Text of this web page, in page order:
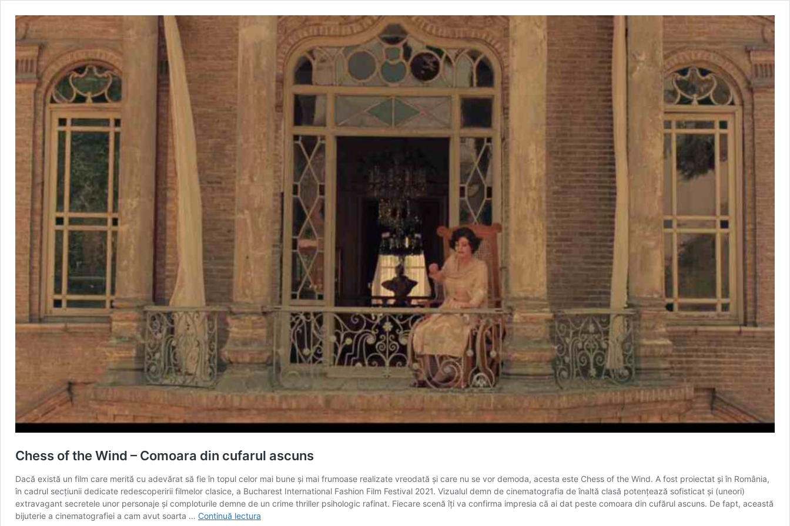
Chess of the Wind – Comoara din cufarul ascuns
Dacă există un film care merită cu adevărat să fie în topul celor mai bune și mai frumoase realizate vreodată și care nu se vor demoda, acesta este Chess of the Wind. A fost proiectat și în România,
în cadrul secţiunii dedicate redescoperirii filmelor clasice, a Bucharest International Fashion Film Festival 2021. Vizualul demn de cinematografia de înaltă clasă potenţează sofisticat și (uneori)
extravagant secretele unor personaje și comploturile demne de un crime thriller psihologic rafinat. Fiecare scenă îţi va confirma impresia că ai dat peste comoara din cufărul ascuns. De fapt, această
bijuterie a cinematografiei a cam avut soarta … Continuă lectura